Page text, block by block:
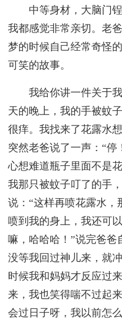
中等身材，大脑门锃
我都感觉非常亲切。老
梦的时候自己经常奇怪
可笑的故事。
我给你讲一件关于我
天的晚上，我的手被蚊
很痒。我找来了花露水
突然老爸说了一声：“停
心想难道瓶子里面不是
我那只被蚊子叮了的手
说：“这样再喷花露水，
喷到我的身上，我还可
嘛，哈哈哈！”说完爸
没等我回过神儿来，就
时候我和妈妈才反应过
来，我也笑得喘不过起
会过日子呀，我以前怎